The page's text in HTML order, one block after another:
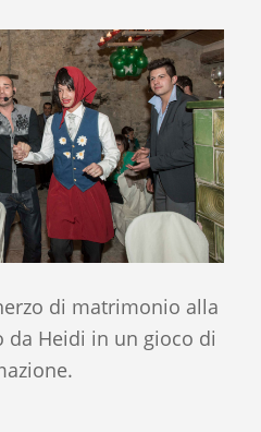
di matrimonio alla
da Heidi in un gioco di